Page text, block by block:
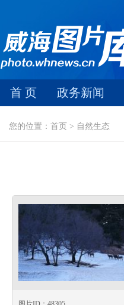
首 页 政务新闻
您的位置：首页 > 自然生态